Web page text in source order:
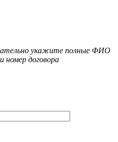
укажите полные ФИО
номер договора